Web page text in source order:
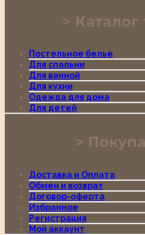
Каталог
Постельное белье
Для спальни
Для ванной
Для кухни
Одежда для дома
Для детей
Доставка и Оплата
Обмен и возврат
Договор-оферта
Избранное
Регистрация
Мой аккаунт